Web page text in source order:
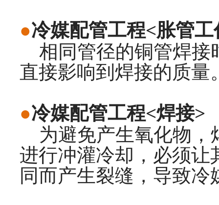
●冷媒配管工程<胀管工
相同管径的铜管焊接
直接影响到焊接的质量
●冷媒配管工程<焊接>
为避免产生氧化物，
进行冲灌冷却，必须让
同而产生裂缝，导致冷